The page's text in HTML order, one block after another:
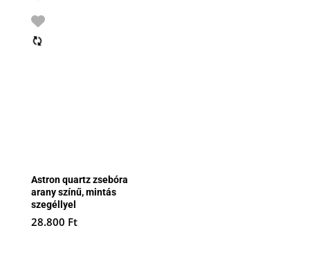
Astron quartz zsebóra
arany színű, mintás
szegéllyel
28.800 Ft